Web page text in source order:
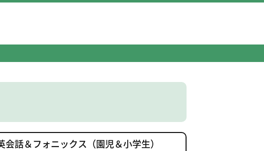
話＆フォニックス（園児＆小学生）